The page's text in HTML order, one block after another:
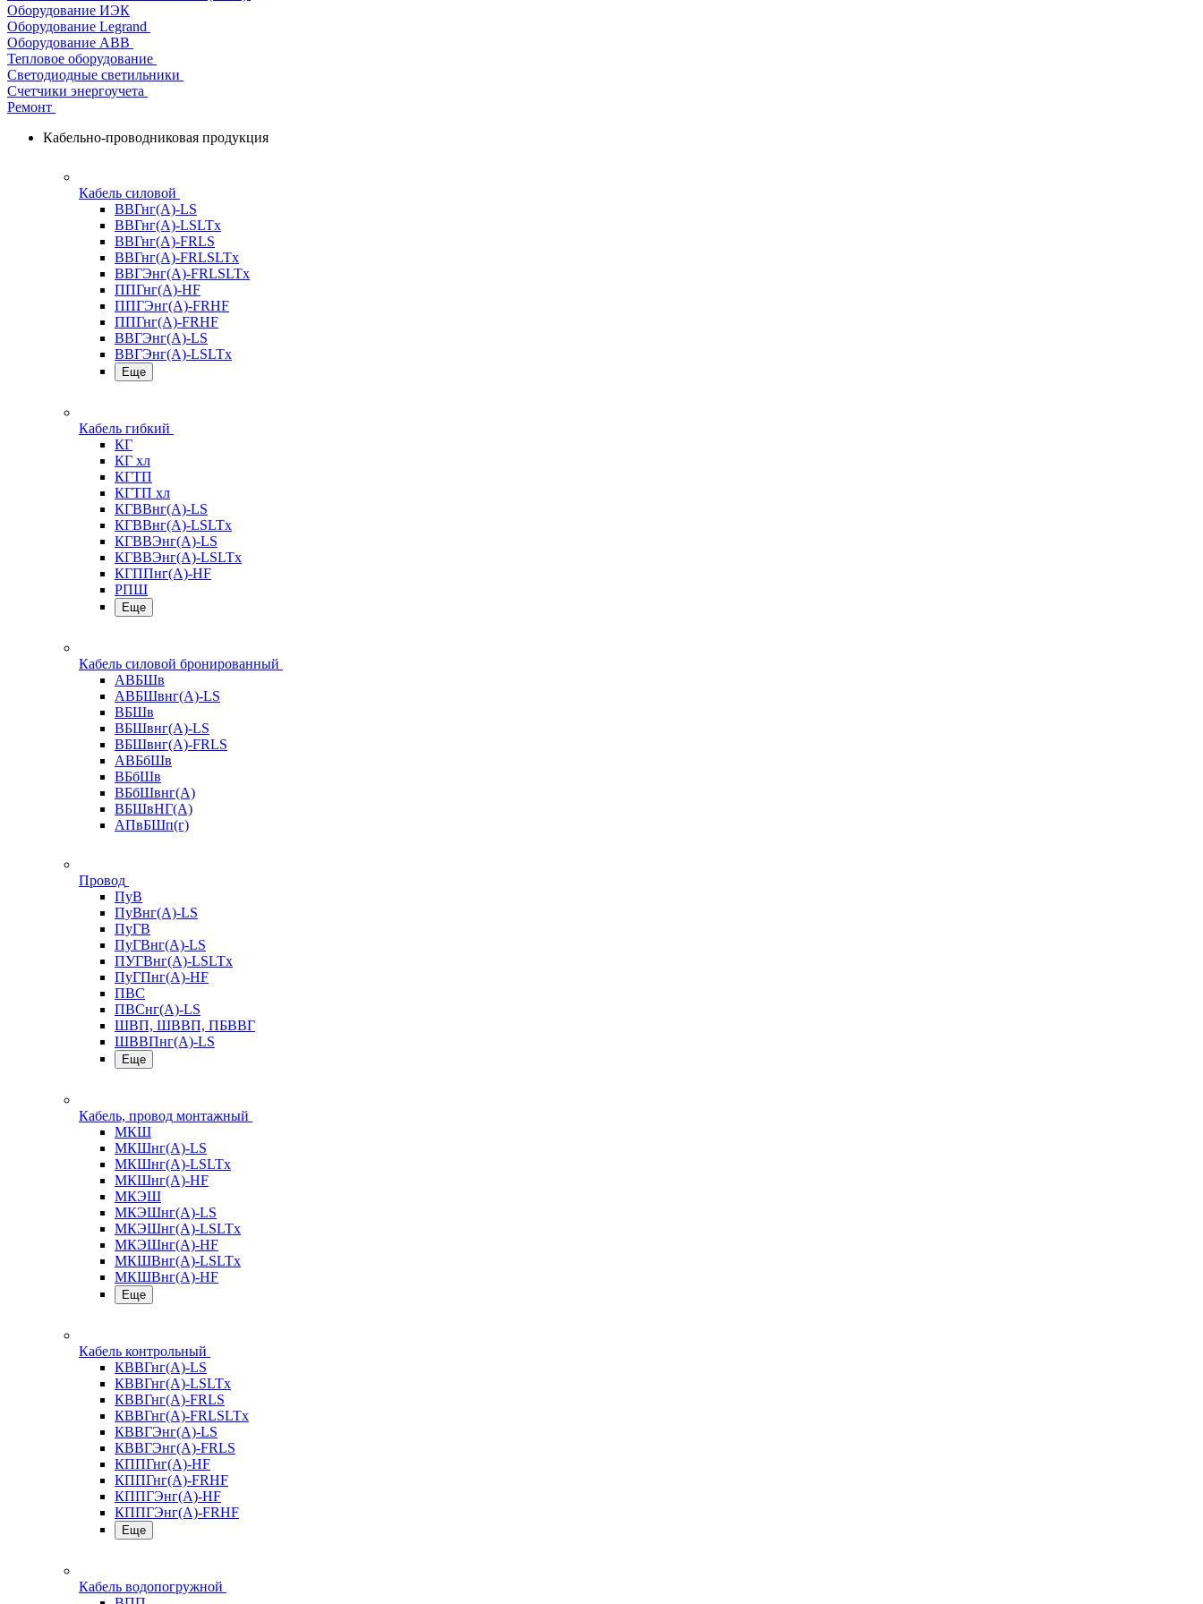
Оборудование ИЭК
Оборудование Legrand
Оборудование АВВ
Тепловое оборудование
Светодиодные светильники
Счетчики энергоучета
Ремонт
Кабельно-проводниковая продукция
Кабель силовой
ВВГнг(А)-LS
ВВГнг(А)-LSLTx
ВВГнг(А)-FRLS
ВВГнг(А)-FRLSLTx
ВВГЭнг(А)-FRLSLTx
ППГнг(А)-HF
ППГЭнг(А)-FRHF
ППГнг(А)-FRHF
ВВГЭнг(А)-LS
ВВГЭнг(А)-LSLTx
Еще
Кабель гибкий
КГ
КГ хл
КГТП
КГТП хл
КГВВнг(А)-LS
КГВВнг(А)-LSLTx
КГВВЭнг(А)-LS
КГВВЭнг(А)-LSLTx
КГППнг(А)-HF
РПШ
Еще
Кабель силовой бронированный
АВБШв
АВБШвнг(А)-LS
ВБШв
ВБШвнг(А)-LS
ВБШвнг(А)-FRLS
АВБбШв
ВБбШв
ВБбШвнг(А)
ВБШвНГ(А)
АПвБШп(г)
Провод
ПуВ
ПуВнг(А)-LS
ПуГВ
ПуГВнг(А)-LS
ПУГВнг(А)-LSLTx
ПуГПнг(А)-HF
ПВС
ПВСнг(А)-LS
ШВП, ШВВП, ПБВВГ
ШВВПнг(А)-LS
Еще
Кабель, провод монтажный
МКШ
МКШнг(А)-LS
МКШнг(А)-LSLTx
МКШнг(А)-HF
МКЭШ
МКЭШнг(А)-LS
МКЭШнг(А)-LSLTx
МКЭШнг(А)-HF
МКШВнг(A)-LSLTx
МКШВнг(А)-HF
Еще
Кабель контрольный
КВВГнг(А)-LS
КВВГнг(А)-LSLTx
КВВГнг(А)-FRLS
КВВГнг(А)-FRLSLTx
КВВГЭнг(А)-LS
КВВГЭнг(А)-FRLS
КППГнг(А)-HF
КППГнг(А)-FRHF
КППГЭнг(А)-HF
КППГЭнг(А)-FRHF
Еще
Кабель водопогружной